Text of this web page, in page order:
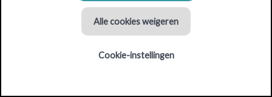
Criteria voor de winkellocatie
Parkeerplaatsen: 54
Alle cookies weigeren
Cookie-instellingen